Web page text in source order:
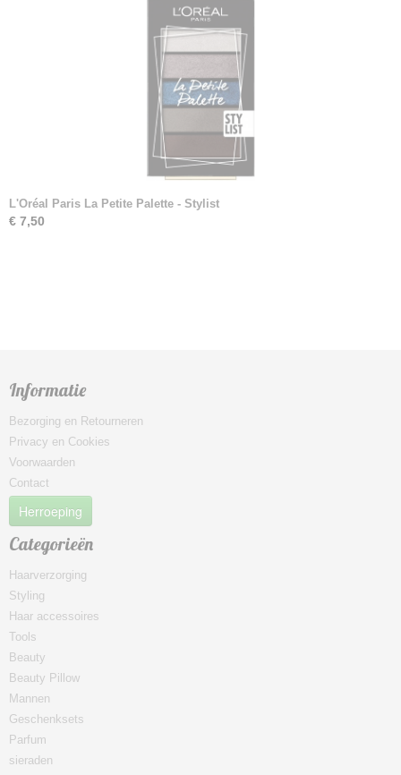
L'Oréal Paris La Petite Palette - Stylist
€ 7,50
Informatie
Bezorging en Retourneren
Privacy en Cookies
Voorwaarden
Contact
Herroeping
Categorieën
Haarverzorging
Styling
Haar accessoires
Tools
Beauty
Beauty Pillow
Mannen
Geschenksets
Parfum
sieraden